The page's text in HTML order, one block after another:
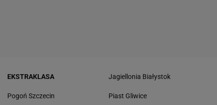
EKSTRAKLASA
Pogoń Szczecin
Jagiellonia Białystok
Piast Gliwice